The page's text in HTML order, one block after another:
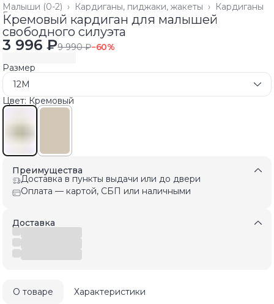
Кардиганы
Кардиганы, пиджаки, жакеты ›
Малыши (0-2) ›
Главная ›
Кремовый кардиган для малышей
свободного силуэта
3 996 ₽9 990 ₽−60%
Размер
12M
Цвет: Кремовый
Преимущества
Доставка в пункты выдачи или до двери
Оплата — картой, СБП или наличными
Доставка
О товаре Характеристики